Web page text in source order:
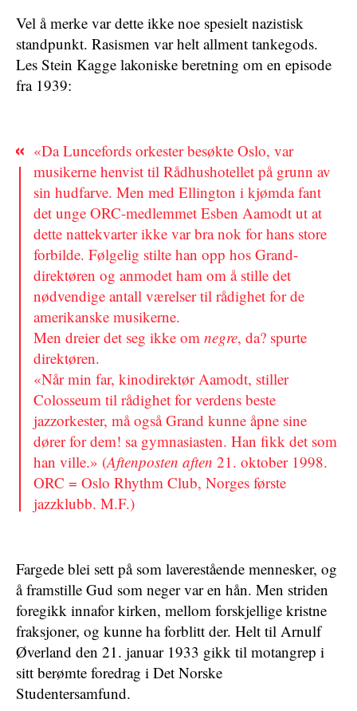
Vel å merke var dette ikke noe spesielt nazistisk
standpunkt. Rasismen var helt allment tankegods.
Les Stein Kagge lakoniske beretning om en episode
fra 1939:
«Da Luncefords orkester besøkte Oslo, var
musikerne henvist til Rådhushotellet på grunn av
sin hudfarve. Men med Ellington i kjømda fant
det unge ORC-medlemmet Esben Aamodt ut at
dette nattekvarter ikke var bra nok for hans store
forbilde. Følgelig stilte han opp hos Grand-
direktøren og anmodet ham om å stille det
nødvendige antall værelser til rådighet for de
amerikanske musikerne.
Men dreier det seg ikke om negre, da? spurte
direktøren.
«Når min far, kinodirektør Aamodt, stiller
Colosseum til rådighet for verdens beste
jazzorkester, må også Grand kunne åpne sine
dører for dem! sa gymnasiasten. Han fikk det som
han ville.» (Aftenposten aften 21. oktober 1998.
ORC = Oslo Rhythm Club, Norges første
jazzklubb. M.F.)
Fargede blei sett på som laverestående mennesker, og
å framstille Gud som neger var en hån. Men striden
foregikk innafor kirken, mellom forskjellige kristne
fraksjoner, og kunne ha forblitt der. Helt til Arnulf
Øverland den 21. januar 1933 gikk til motangrep i
sitt berømte foredrag i Det Norske
Studentersamfund.